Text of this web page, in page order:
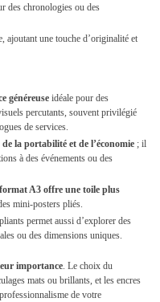
des chronologies ou des
ajoutant une touche d’originalité et
généreuse idéale pour des
percutants, souvent privilégié
de services.
la portabilité et de l’économie ; il
à des événements ou des
A3 offre une toile plus
mini-posters pliés.
permet aussi d’explorer des
ou des dimensions uniques.
importance. Le choix du
mats ou brillants, et les encres
de votre